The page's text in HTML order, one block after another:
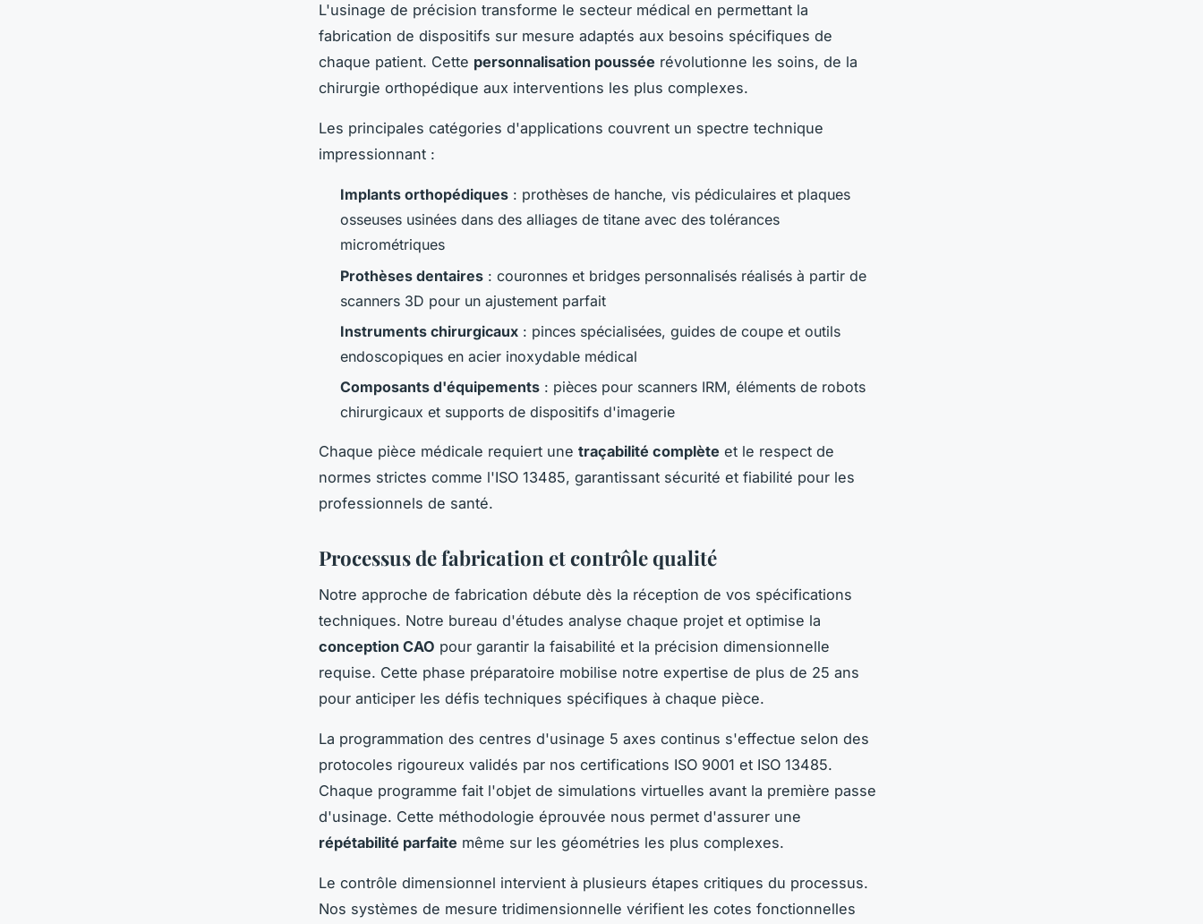
L'usinage de précision transforme le secteur médical en permettant la
fabrication de dispositifs sur mesure adaptés aux besoins spécifiques de
chaque patient. Cette personnalisation poussée révolutionne les soins, de la
chirurgie orthopédique aux interventions les plus complexes.
Les principales catégories d'applications couvrent un spectre technique
impressionnant :
Implants orthopédiques : prothèses de hanche, vis pédiculaires et plaques
osseuses usinées dans des alliages de titane avec des tolérances
micrométriques
Prothèses dentaires : couronnes et bridges personnalisés réalisés à partir de
scanners 3D pour un ajustement parfait
Instruments chirurgicaux : pinces spécialisées, guides de coupe et outils
endoscopiques en acier inoxydable médical
Composants d'équipements : pièces pour scanners IRM, éléments de robots
chirurgicaux et supports de dispositifs d'imagerie
Chaque pièce médicale requiert une traçabilité complète et le respect de
normes strictes comme l'ISO 13485, garantissant sécurité et fiabilité pour les
professionnels de santé.
Processus de fabrication et contrôle qualité
Notre approche de fabrication débute dès la réception de vos spécifications
techniques. Notre bureau d'études analyse chaque projet et optimise la
conception CAO pour garantir la faisabilité et la précision dimensionnelle
requise. Cette phase préparatoire mobilise notre expertise de plus de 25 ans
pour anticiper les défis techniques spécifiques à chaque pièce.
La programmation des centres d'usinage 5 axes continus s'effectue selon des
protocoles rigoureux validés par nos certifications ISO 9001 et ISO 13485.
Chaque programme fait l'objet de simulations virtuelles avant la première passe
d'usinage. Cette méthodologie éprouvée nous permet d'assurer une
répétabilité parfaite même sur les géométries les plus complexes.
Le contrôle dimensionnel intervient à plusieurs étapes critiques du processus.
Nos systèmes de mesure tridimensionnelle vérifient les cotes fonctionnelles